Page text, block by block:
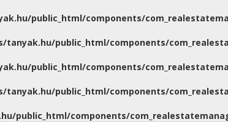
public_html/components/
tanyak.hu/public_html/components/
public_html/components/
tanyak.hu/public_html/components/
public_html/components/